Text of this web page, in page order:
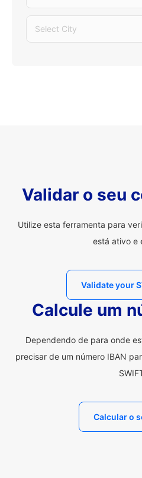
Select City
Validar o seu
Utilize esta ferramenta para
está ativo e
Validate your
Calcule um
Dependendo de para onde
precisar de um número IBAN
Calcular o